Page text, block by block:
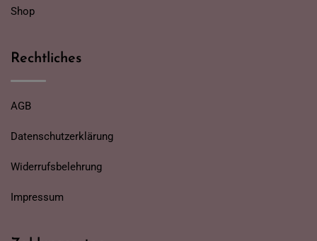
Shop
Rechtliches
AGB
Datenschutzerklärung
Widerrufsbelehrung
Impressum